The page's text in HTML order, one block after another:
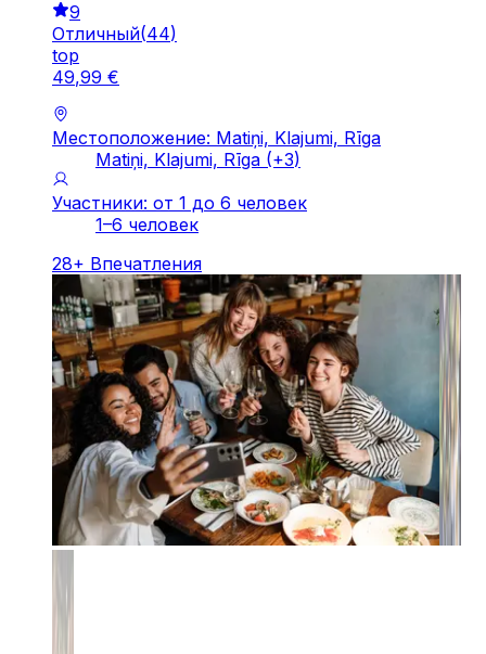
9
Отличный(44)
top
49,99 €
Местоположение: Matiņi, Klajumi, Rīga
Matiņi, Klajumi, Rīga (+3)
Участники: от 1 до 6 человек
1–6 человек
28+ Впечатления